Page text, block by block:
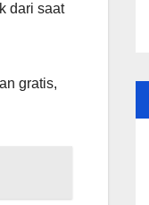
dari saat
gratis,